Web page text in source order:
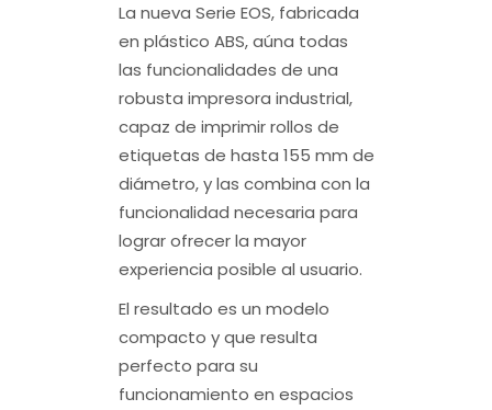
La nueva Serie EOS, fabricada
en plástico ABS, aúna todas
las funcionalidades de una
robusta impresora industrial,
capaz de imprimir rollos de
etiquetas de hasta 155 mm de
diámetro, y las combina con la
funcionalidad necesaria para
lograr ofrecer la mayor
experiencia posible al usuario.
El resultado es un modelo
compacto y que resulta
perfecto para su
funcionamiento en espacios